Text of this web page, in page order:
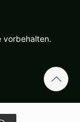
vorbehalten.